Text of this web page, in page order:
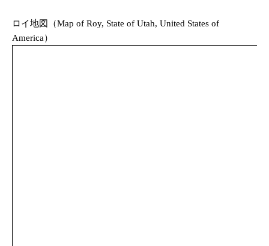
ロイ地図（Map of Roy, State of Utah, United States of
America）